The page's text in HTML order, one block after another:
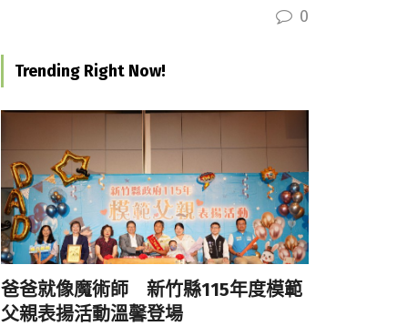
0
Trending Right Now!
爸爸就像魔術師 新竹縣115年度模範
父親表揚活動溫馨登場